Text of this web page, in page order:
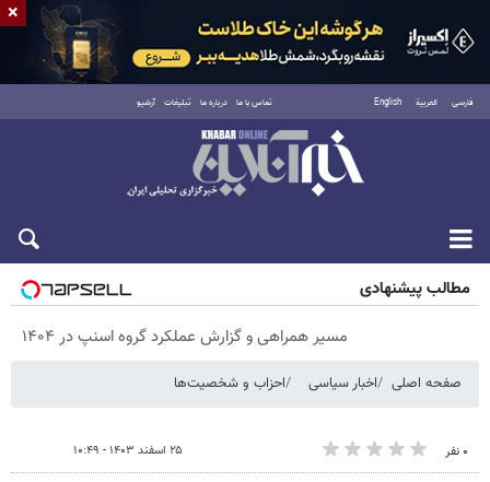
فارسی العربية English تماس با ما درباره ما تبلیغات آرشیو
پنجشنبه ۱۵ مرداد ۱۴۰۵
مطالب پیشنهادی
مسیر همراهی و گزارش عملکرد گروه اسنپ در ۱۴۰۴
صفحه اصلی اخبار سیاسی احزاب و شخصیت‌ها
۰ نفر ۲۵ اسفند ۱۴۰۳ - ۱۰:۴۹
×